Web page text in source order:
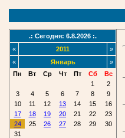
.: Сегодня: 6.8.2026 :.
«
2011
»
«
Январь
»
Пн
Вт Ср Чт Пт Сб
Вс
1
2
3
4 5 6 7 8
9
10
11 12 13 14 15
16
17
18 19 20 21 22
23
24
25 26 27 28 29
30
31